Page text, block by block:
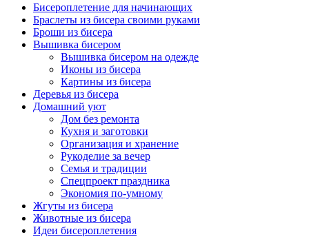
Бисероплетение для начинающих
Браслеты из бисера своими руками
Броши из бисера
Вышивка бисером
Вышивка бисером на одежде
Иконы из бисера
Картины из бисера
Деревья из бисера
Домашний уют
Дом без ремонта
Кухня и заготовки
Организация и хранение
Рукоделие за вечер
Семья и традиции
Спецпроект праздника
Экономия по-умному
Жгуты из бисера
Животные из бисера
Идеи бисероплетения